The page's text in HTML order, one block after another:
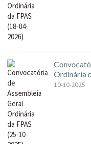
Ordinária
10-10-2025